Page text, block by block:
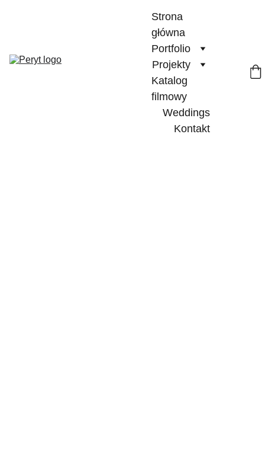
Strona
główna
Portfolio
Projekty
Katalog
filmowy
Weddings
Kontakt